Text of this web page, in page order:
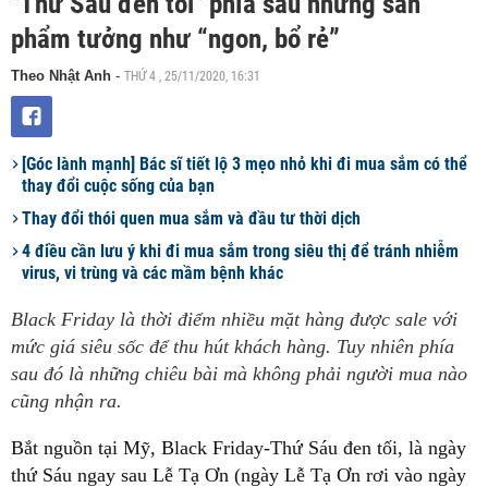
phẩm tưởng như “ngon, bổ rẻ”
Theo Nhật Anh - THỨ 4 , 25/11/2020, 16:31
[Góc lành mạnh] Bác sĩ tiết lộ 3 mẹo nhỏ khi đi mua sắm có thể
thay đổi cuộc sống của bạn
Thay đổi thói quen mua sắm và đầu tư thời dịch
4 điều cần lưu ý khi đi mua sắm trong siêu thị để tránh nhiễm
virus, vi trùng và các mầm bệnh khác
Black Friday là thời điểm nhiều mặt hàng được sale với
mức giá siêu sốc để thu hút khách hàng. Tuy nhiên phía
sau đó là những chiêu bài mà không phải người mua nào
cũng nhận ra.
Bắt nguồn tại Mỹ, Black Friday-Thứ Sáu đen tối, là ngày
thứ Sáu ngay sau Lễ Tạ Ơn (ngày Lễ Tạ Ơn rơi vào ngày